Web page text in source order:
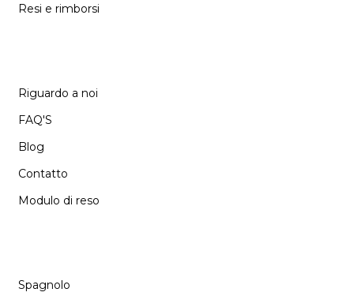
Resi e rimborsi
Riguardo a noi
FAQ'S
Blog
Contatto
Modulo di reso
Spagnolo